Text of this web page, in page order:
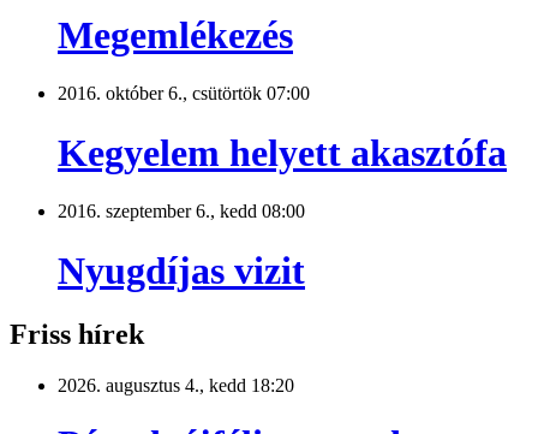
Megemlékezés
2016. október 6., csütörtök 07:00
Kegyelem helyett akasztófa
2016. szeptember 6., kedd 08:00
Nyugdíjas vizit
Friss hírek
2026. augusztus 4., kedd 18:20